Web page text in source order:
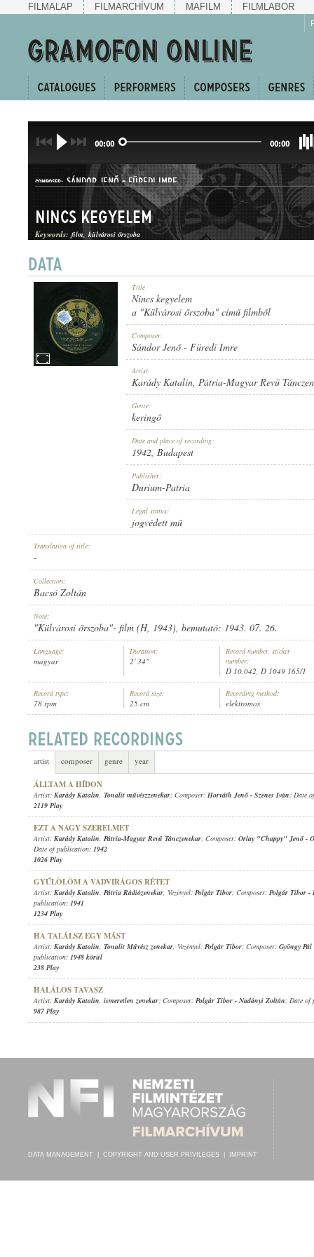
FILMALAP FILMARCHÍVUM MAFILM FILMLABOR
00:00 00:00
ARTIST: , PÁTRIA-MAGYAR REVÜ TÁNCZENEKAR
COMPOSER: SÁNDOR JENŐ-FÜREDI IMRE
KERINGŐ
DURIUM-PATRIA
D 10.042
Nincs kegyelem
Keywords: film külvárosi őrszoba
Title
Nincs kegyelem
a "Külvárosi őrszoba" című filmből
Composer:
Sándor Jenő- Füredi Imre
Artist:
Karády Katalin, Pátria-Magyar Revü
Genre:
keringő
Date and place of recording:
1942, Budapest
Publisher:
Durium-Patria
Legal status:
jogvédett mű
Translation of title:
-
Collection:
Bacsó Zoltán
Note:
"Külvárosi őrszoba"- film (H, 1943), bemutató: 1943. 07. 26.
Language:
magyar
Duration:
2' 34"
Record number, sticker
number:
D 10.042, D 1049 165/1
Record type:
78 rpm
Record size:
25 cm
Recording method:
elektromos
artist composer genre year
ÁLLTAM A HÍDON
Artist: Karády Katalin, Tonalit művészzenekar; Composer: Horváth Jenő- Szenes Iván; Date
2119 Play
EZT A NAGY SZERELMET
Artist: Karády Katalin, Pátria-Magyar Revü Tánczenekar; Composer: Orlay "Chappy" Jenő-
Date of publication: 1942
1026 Play
GYŰLÖLÖM A VADVIRÁGOS RÉTET
Artist: Karády Katalin, Pátria Rádiózenekar, Vezényel: Polgár Tibor; Composer: Polgár Tibor -
publication: 1941
1234 Play
HA TALÁLSZ EGY MÁST
Artist: Karády Katalin, Tonalit Művész zenekar, Vezényel: Polgár Tibor; Composer: Gyöngy Pál
publication: 1948 körül
238 Play
HALÁLOS TAVASZ
Artist: Karády Katalin, ismeretlen zenekar; Composer: Polgár Tibor - Nadányi Zoltán; Date of
987 Play
DATA MANAGEMENT COPYRIGHT AND USER PRIVILEGES IMPRINT